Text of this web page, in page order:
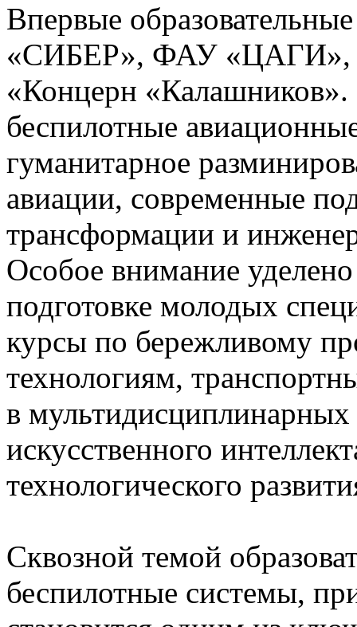
Впервые
«СИБЕР», ФАУ
«Концерн
беспилотные
гуманитарное
авиации, современные
трансформации и
Особое внимание
подготовке молодых
курсы по бережливому
технологиям,
в мультидисциплинарных
искусственного
технологического
Сквозной темой
беспилотные системы,